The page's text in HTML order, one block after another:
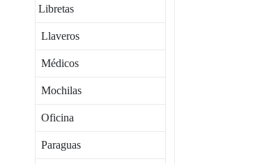
Libretas
Llaveros
Médicos
Mochilas
Oficina
Paraguas